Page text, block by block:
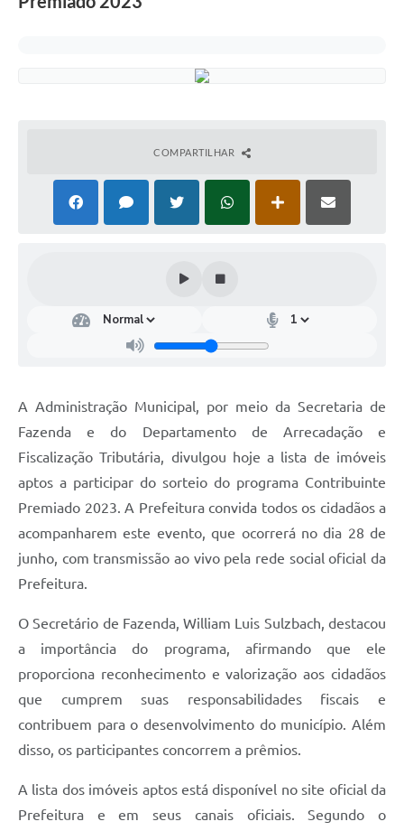
Imprensa
Arquivos para Download
Editais
Links
Serviços Online
Telefones Úteis
Enquete
Agenda
SIC
Diário Oficial
Contato
COMPARTILHAR
A Administração Municipal, por meio da Secretaria de
Fazenda e do Departamento de Arrecadação e
Fiscalização Tributária, divulgou hoje a lista de imóveis
aptos a participar do sorteio do programa Contribuinte
Premiado 2023. A Prefeitura convida todos os cidadãos a
acompanharem este evento, que ocorrerá no dia 28 de
junho, com transmissão ao vivo pela rede social oficial da
Prefeitura.
O Secretário de Fazenda, William Luis Sulzbach, destacou
a importância do programa, afirmando que ele
proporciona reconhecimento e valorização aos cidadãos
que cumprem suas responsabilidades fiscais e
contribuem para o desenvolvimento do município. Além
disso, os participantes concorrem a prêmios.
A lista dos imóveis aptos está disponível no site oficial da
Prefeitura e em seus canais oficiais. Segundo o